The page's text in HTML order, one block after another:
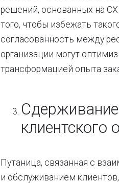
решений, основанных на
того, чтобы избежать
согласованность между
организации могут
трансформацией опыта
клиентского
Путаница, связанная с
и обслуживанием